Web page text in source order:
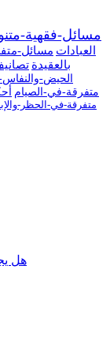
مسائل-فقهية-
العبادات مسائل-
بالعقيدة
الحيض-
متفرقة-في-الصيام
متفرقة-في-الحظر-
1635